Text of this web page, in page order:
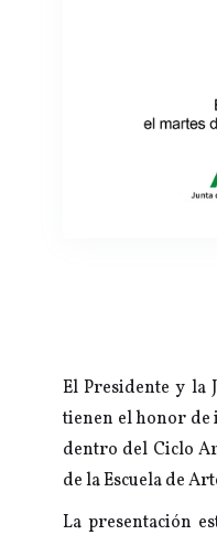
El Presidente y la
tienen el honor de
dentro del Ciclo
de la Escuela de
La presentación